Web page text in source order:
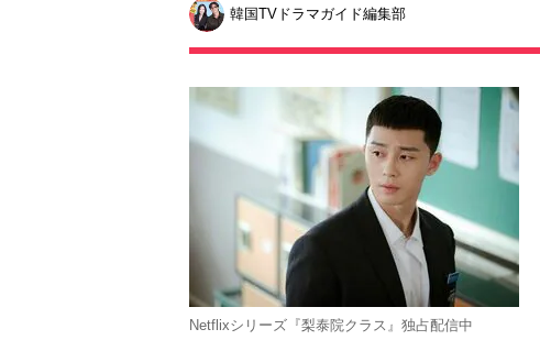
韓国TVドラマガイド編集部
Netflixシリーズ『梨泰院クラス』独占配信中